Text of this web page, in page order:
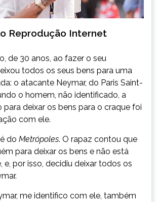
Reprodução Internet
de 30 anos, ao fazer o seu
todos os seus bens para uma
o atacante Neymar, do Paris Saint-
o homem, não identificado, a
para deixar os bens para o craque foi
com ele.
do Metrópoles. O rapaz contou que
para deixar os bens e não está
e, por isso, decidiu deixar todos os
me identifico com ele, também